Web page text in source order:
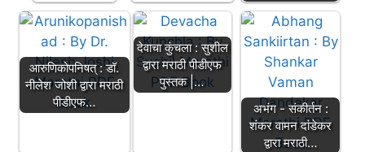
आरुणिकोपनिषत् : डॉ.
नीलेश जोशी द्वारा मराठी
पीडीएफ…
देवाचा कुंचला : सुशील
द्वारा मराठी पीडीएफ
पुस्तक |…
अभंग - संकीर्तन :
शंकर वामन दांडेकर
द्वारा मराठी…